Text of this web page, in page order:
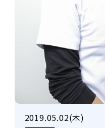
2019.05.02(木)